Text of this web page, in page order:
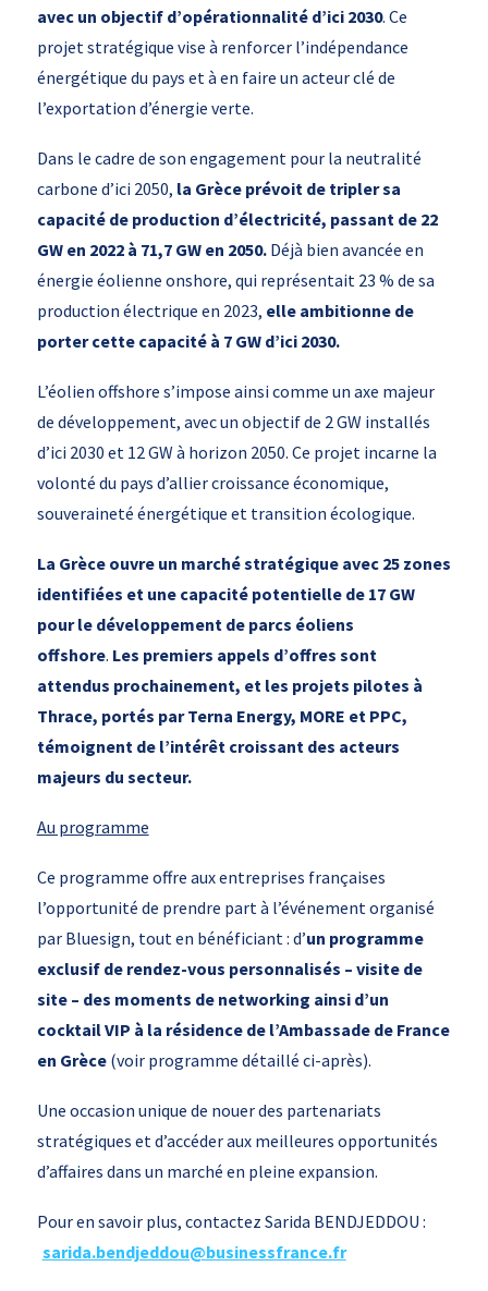
avec un objectif d’opérationnalité d’ici 2030. Ce
projet stratégique vise à renforcer l’indépendance
énergétique du pays et à en faire un acteur clé de
l’exportation d’énergie verte.
Dans le cadre de son engagement pour la neutralité
carbone d’ici 2050, la Grèce prévoit de tripler sa
capacité de production d’électricité, passant de 22
GW en 2022 à 71,7 GW en 2050.Déjà bien avancée en
énergie éolienne onshore, qui représentait 23 % de sa
production électrique en 2023, elle ambitionne de
porter cette capacité à 7 GW d’ici 2030.
L’éolien offshore s’impose ainsi comme un axe majeur
de développement, avec un objectif de 2 GW installés
d’ici 2030 et 12 GW à horizon 2050. Ce projet incarne la
volonté du pays d’allier croissance économique,
souveraineté énergétique et transition écologique.
La Grèce ouvre un marché stratégique avec 25 zones
identifiées et une capacité potentielle de 17 GW
pour le développement de parcs éoliens
offshore. Les premiers appels d’offres sont
attendus prochainement, et les projets pilotes à
Thrace, portés par Terna Energy, MORE et PPC,
témoignent de l’intérêt croissant des acteurs
majeurs du secteur.
Au programme
Ce programme offre aux entreprises françaises
l’opportunité de prendre part à l’événement organisé
par Bluesign, tout en bénéficiant : d’un programme
exclusif de rendez-vous personnalisés – visite de
site – des moments de networking ainsi d’un
cocktail VIP à la résidence de l’Ambassade de France
en Grèce(voir programme détaillé ci-après).
Une occasion unique de nouer des partenariats
stratégiques et d’accéder aux meilleures opportunités
d’affaires dans un marché en pleine expansion.
Pour en savoir plus, contactez Sarida BENDJEDDOU :
sarida.bendjeddou@businessfrance.fr